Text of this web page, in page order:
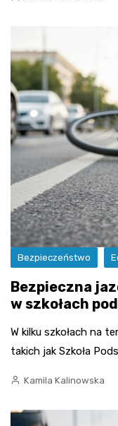
Bezpieczeństwo
Bezpieczna
w szkołach
W kilku szkołach na
takich jak Szkoła
Kamila Kalinowska